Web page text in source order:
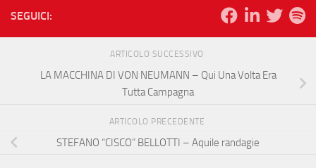
SEGUICI:
ARTICOLO SUCCESSIVO
LA MACCHINA DI VON NEUMANN – Qui Una Volta Era
Tutta Campagna
ARTICOLO PRECEDENTE
STEFANO “CISCO” BELLOTTI – Aquile randagie